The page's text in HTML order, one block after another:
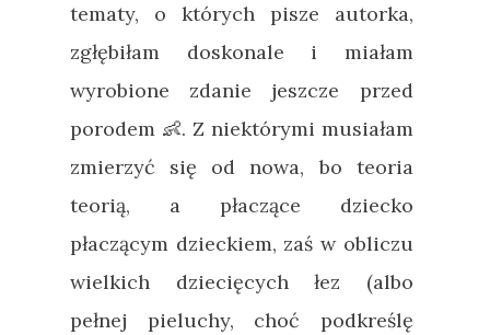
tematy, o których pisze autorka,
zgłębiłam doskonale i miałam
wyrobione zdanie jeszcze przed
porodem 👶. Z niektórymi musiałam
zmierzyć się od nowa, bo teoria
teorią, a płaczące dziecko
płaczącym dzieckiem, zaś w obliczu
wielkich dziecięcych łez (albo
pełnej pieluchy, choć podkreślę